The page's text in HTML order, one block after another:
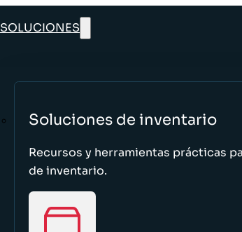
SOLUCIONES
Soluciones de inventario
Recursos y herramientas prácticas
de inventario.